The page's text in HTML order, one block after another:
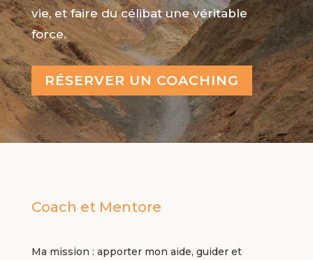
vie, et faire du célibat une véritable
force.
RÉSERVER UN COACHING
Coach et Mentore
Ma mission : apporter mon aide, guider et